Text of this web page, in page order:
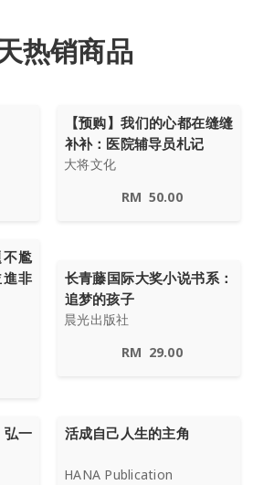
热销商品
【预购】我们的心都在缝缝
补补：医院辅导员札记
大将文化
RM 50.00
不尷
非
长青藤国际大奖小说书系：
追梦的孩子
晨光出版社
RM 29.00
弘一
活成自己人生的主角
HANA Publication